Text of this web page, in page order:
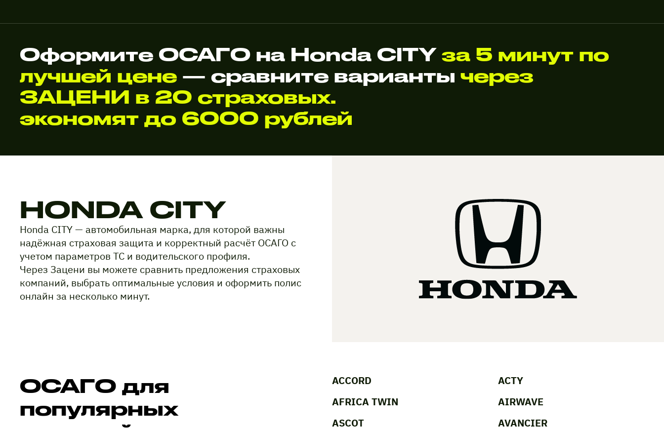
Оформите ОСАГО на Honda CITY за 5 минут по
лучшей цене — сравните варианты через
ЗАЦЕНИ в 20 страховых.
экономят до 6000 рублей
HONDA CITY
Honda CITY — автомобильная марка, для которой важны
надёжная страховая защита и корректный расчёт ОСАГО с
учетом параметров ТС и водительского профиля.
Через Зацени вы можете сравнить предложения страховых
компаний, выбрать оптимальные условия и оформить полис
онлайн за несколько минут.
ОСАГО для
популярных
ACCORD
ACTY
AFRICA TWIN
AIRWAVE
ASCOT
AVANCIER